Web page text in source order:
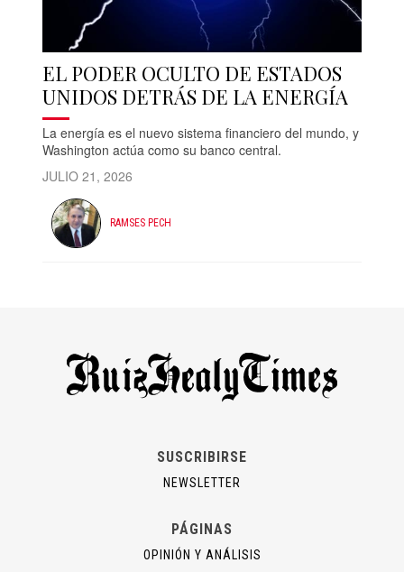
EL PODER OCULTO DE ESTADOS
UNIDOS DETRÁS DE LA ENERGÍA
La energía es el nuevo sistema financiero del mundo, y
Washington actúa como su banco central.
JULIO 21, 2026
RAMSES PECH
SUSCRIBIRSE
NEWSLETTER
PÁGINAS
OPINIÓN Y ANÁLISIS